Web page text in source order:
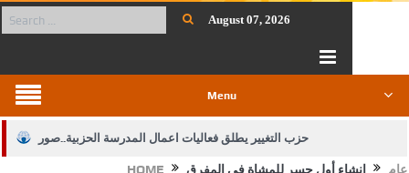
August 07, 2026
Menu
حزب التغيير يطلق فعاليات اعمال المدرسة الحزبية..صور
HOME عام إنشاء أول جسر للمشاة في المفرق